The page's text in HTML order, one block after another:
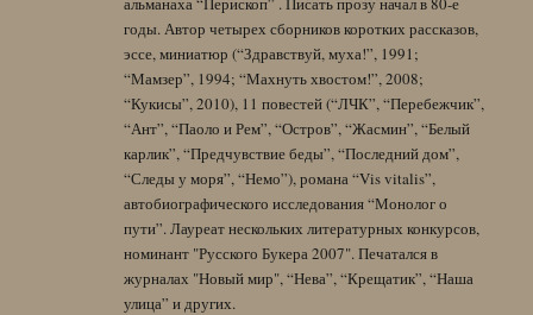
годы. Автор четырех сборников коротких рассказов,
эссе, миниатюр (“Здравствуй, муха!”, 1991;
“Мамзер”, 1994; “Махнуть хвостом!”, 2008;
“Кукисы”, 2010), 11 повестей (“ЛЧК”, “Перебежчик”,
“Ант”, “Паоло и Рем”, “Остров”, “Жасмин”, “Белый
карлик”, “Предчувствие беды”, “Последний дом”,
“Следы у моря”, “Немо”), романа “Vis vitalis”,
автобиографического исследования “Монолог о
пути”. Лауреат нескольких литературных конкурсов,
номинант "Русского Букера 2007". Печатался в
журналах "Новый мир", “Нева”, “Крещатик”, “Наша
улица” и других.